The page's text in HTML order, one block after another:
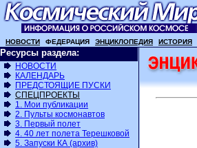
НОВОСТИ ФЕДЕРАЦИЯ ЭНЦИКЛОПЕДИЯ ИСТОРИЯ
Ресурсы раздела:
НОВОСТИ
КАЛЕНДАРЬ
ПРЕДСТОЯЩИЕ ПУСКИ
СПЕЦПРОЕКТЫ
1. Мои публикации
2. Пульты космонавтов
3. Первый полет
4. 40 лет полета Терешковой
5. Запуски КА (архив)